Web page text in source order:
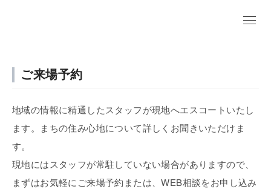
ご来場予約
地域の情報に精通したスタッフが現地へエスコートいたし
ます。まちの住み心地について詳しくお聞きいただけま
す。
現地にはスタッフが常駐していない場合がありますので、
まずはお気軽にご来場予約または、WEB相談をお申し込み